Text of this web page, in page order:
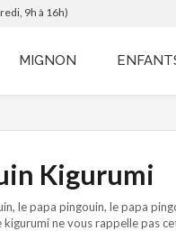
9h à 16h)
MIGNON
Kigurumi
le papa pingouin, le papa
kigurumi ne vous rappelle pas